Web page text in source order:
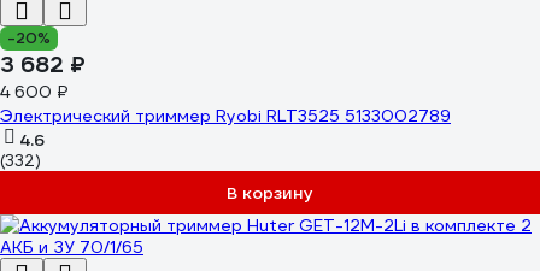
-20%
3 682 ₽
4 600 ₽
Электрический триммер Ryobi RLT3525 5133002789
4.6
(332)
В корзину